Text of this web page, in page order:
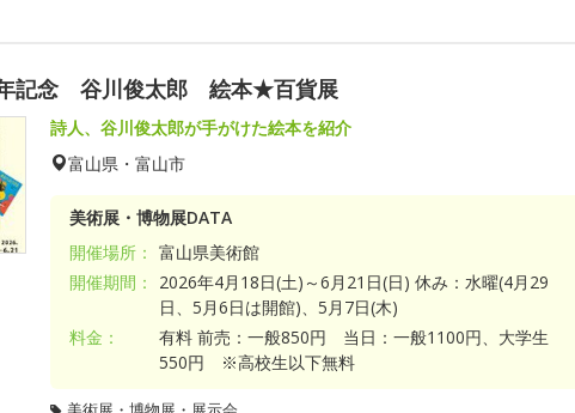
記念 谷川俊太郎 絵本★百貨展
詩人、谷川俊太郎が手がけた絵本を紹介
富山県・富山市
美術展・博物展DATA
開催場所： 富山県美術館
開催期間：
2026年4月18日(土)～6月21日(日) 休み：水曜(4月29
日、5月6日は開館)、5月7日(木)
料金：
有料 前売：一般850円 当日：一般1100円、大学生
550円 ※高校生以下無料